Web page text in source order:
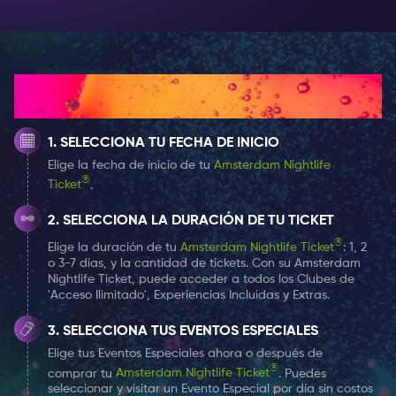
¿Cómo funciona?
SELECCIONA TU FECHA DE INICIO
Elige la fecha de inicio de tuAmsterdam Nightlife
Ticket®.
SELECCIONA LA DURACIÓN DE TU TICKET
Elige la duración de tuAmsterdam Nightlife Ticket®: 1, 2
o 3-7 días, y la cantidad de tickets. Con su Amsterdam
Nightlife Ticket, puede acceder a todos los Clubes de
'Acceso Ilimitado', Experiencias Incluidas y Extras.
SELECCIONA TUS EVENTOS ESPECIALES
Elige tus Eventos Especiales ahora o después de
comprar tu Amsterdam Nightlife Ticket®. Puedes
seleccionar y visitar un Evento Especial por día sin costos